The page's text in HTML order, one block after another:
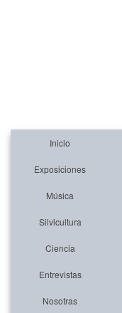
Inicio
Exposiciones
Música
Silvicultura
Ciencia
Entrevistas
Nosotras